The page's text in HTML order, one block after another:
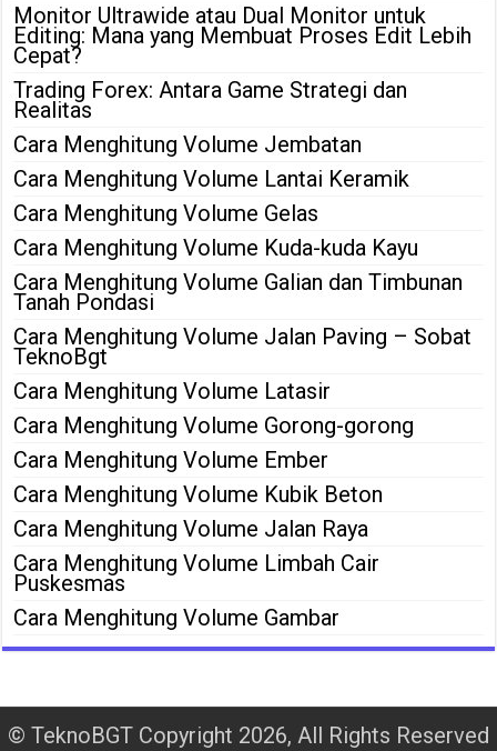
Monitor Ultrawide atau Dual Monitor untuk
Editing: Mana yang Membuat Proses Edit Lebih
Cepat?
Trading Forex: Antara Game Strategi dan
Realitas
Cara Menghitung Volume Jembatan
Cara Menghitung Volume Lantai Keramik
Cara Menghitung Volume Gelas
Cara Menghitung Volume Kuda-kuda Kayu
Cara Menghitung Volume Galian dan Timbunan
Tanah Pondasi
Cara Menghitung Volume Jalan Paving – Sobat
TeknoBgt
Cara Menghitung Volume Latasir
Cara Menghitung Volume Gorong-gorong
Cara Menghitung Volume Ember
Cara Menghitung Volume Kubik Beton
Cara Menghitung Volume Jalan Raya
Cara Menghitung Volume Limbah Cair
Puskesmas
Cara Menghitung Volume Gambar
© TeknoBGT Copyright 2026, All Rights Reserved